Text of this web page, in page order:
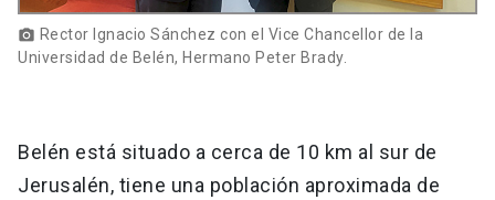
photo_camera Rector Ignacio Sánchez con el Vice Chancellor de la
Universidad de Belén, Hermano Peter Brady.
Belén está situado a cerca de 10 km al sur de
Jerusalén, tiene una población aproximada de